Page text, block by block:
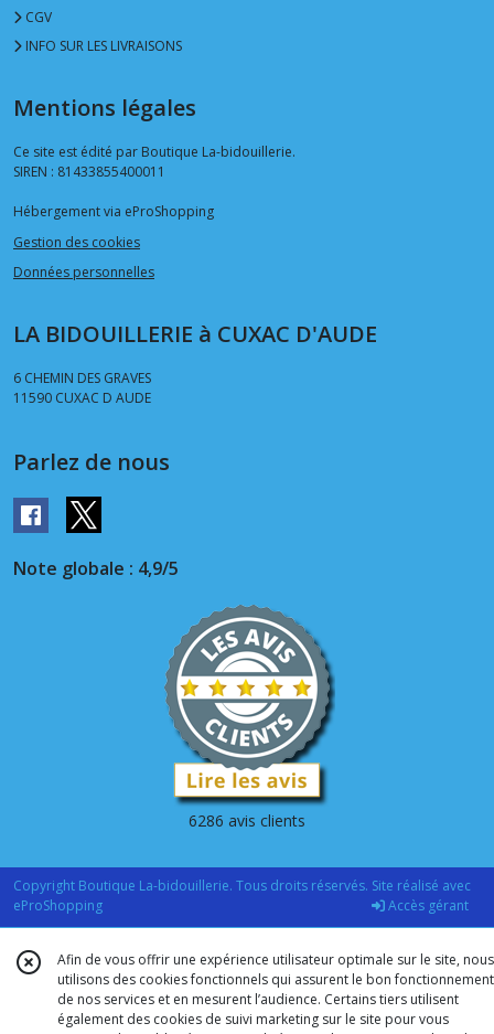
CGV
INFO SUR LES LIVRAISONS
Mentions légales
Ce site est édité par Boutique La-bidouillerie.
SIREN : 81433855400011
Hébergement via eProShopping
Gestion des cookies
Données personnelles
LA BIDOUILLERIE à CUXAC D'AUDE
6 CHEMIN DES GRAVES
11590 CUXAC D AUDE
Parlez de nous
Note globale : 4,9/5
6286 avis clients
Copyright Boutique La-bidouillerie. Tous droits réservés. Site réalisé avec
eProShopping
Accès gérant
Afin de vous offrir une expérience utilisateur optimale sur le site, nous
utilisons des cookies fonctionnels qui assurent le bon fonctionnement
de nos services et en mesurent l’audience. Certains tiers utilisent
également des cookies de suivi marketing sur le site pour vous